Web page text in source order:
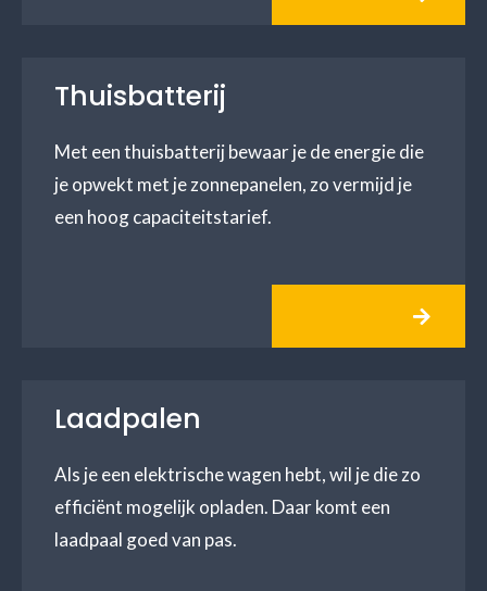
Thuisbatterij
Met een thuisbatterij bewaar je de energie die
je opwekt met je zonnepanelen, zo vermijd je
een hoog capaciteitstarief.
Laadpalen
Als je een elektrische wagen hebt, wil je die zo
efficiënt mogelijk opladen. Daar komt een
laadpaal goed van pas.